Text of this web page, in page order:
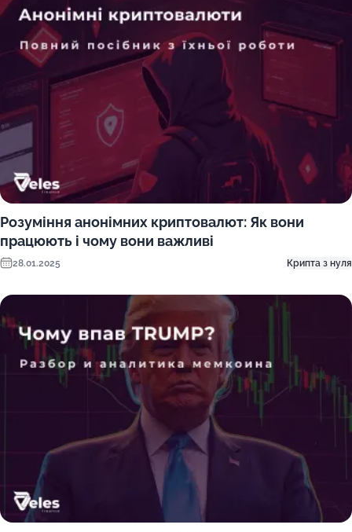
Розуміння анонімних криптовалют: Як вони
працюють і чому вони важливі
28.01.2025 Крипта з нуля